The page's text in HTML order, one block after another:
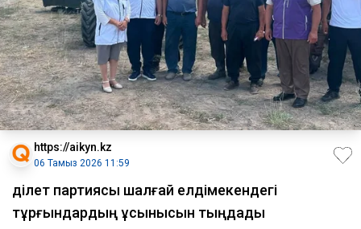
https://aikyn.kz
06 Тамыз 2026 11:59
Әділет партиясы шалғай елдімекендегі
тұрғындардың ұсынысын тыңдады